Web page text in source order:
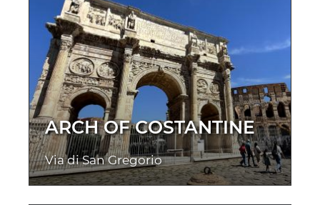
ARCH OF COSTANTINE
Via di San Gregorio